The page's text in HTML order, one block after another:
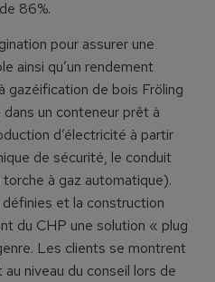
86%.
pour assurer une
ainsi qu’un rendement
gazéification de bois Fröling
un conteneur prêt à
d’électricité à partir
de sécurité, le conduit
à gaz automatique).
et la construction
du CHP une solution « plug
Les clients se montrent
niveau du conseil lors de